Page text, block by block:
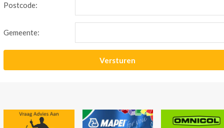
Postcode:
Gemeente: